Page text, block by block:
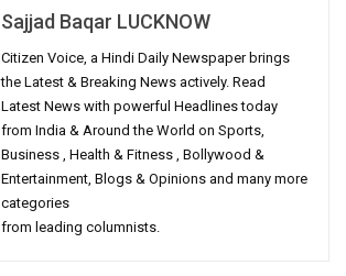
Sajjad Baqar LUCKNOW
Citizen Voice, a Hindi Daily Newspaper brings
the Latest & Breaking News actively. Read
Latest News with powerful Headlines today
from India & Around the World on Sports,
Business , Health & Fitness , Bollywood &
Entertainment, Blogs & Opinions and many more
categories
from leading columnists.